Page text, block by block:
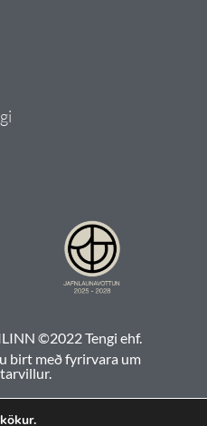
©2022 Tengi ehf.
birt með fyrirvara um